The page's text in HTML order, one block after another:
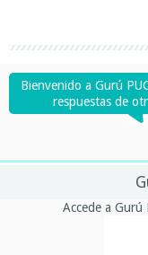
Bienvenido a Gurú
respuestas de
Accede a Gurú